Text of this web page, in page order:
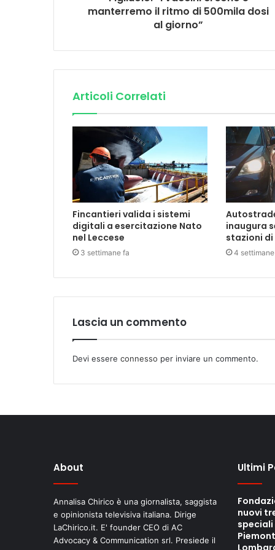
manterremo il ritmo di 500mila dosi
al giorno”
Articoli Correlati
Fincantieri valida i sistemi
digitali a esercitazione Nato
nel Leccese
3 settimane fa
inaugura
stazioni
4
Lascia un commento
Devi essere connesso per inviare un commento.
About
Annalisa Chirico è una giornalista, saggista
e opinionista televisiva italiana. Dirige
LaChirico.it. E' founder CEO di AC
Advocacy & Communication srl. Presiede il
Ultimi
nuovi